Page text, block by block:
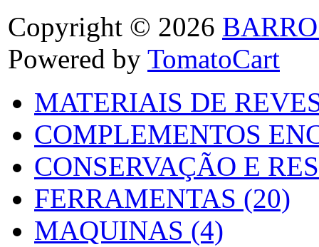
Copyright © 2026
Powered by TomatoCart
MATERIAIS DE
COMPLEMENTOS
CONSERVAÇÃO E
FERRAMENTAS (20)
MAQUINAS (4)